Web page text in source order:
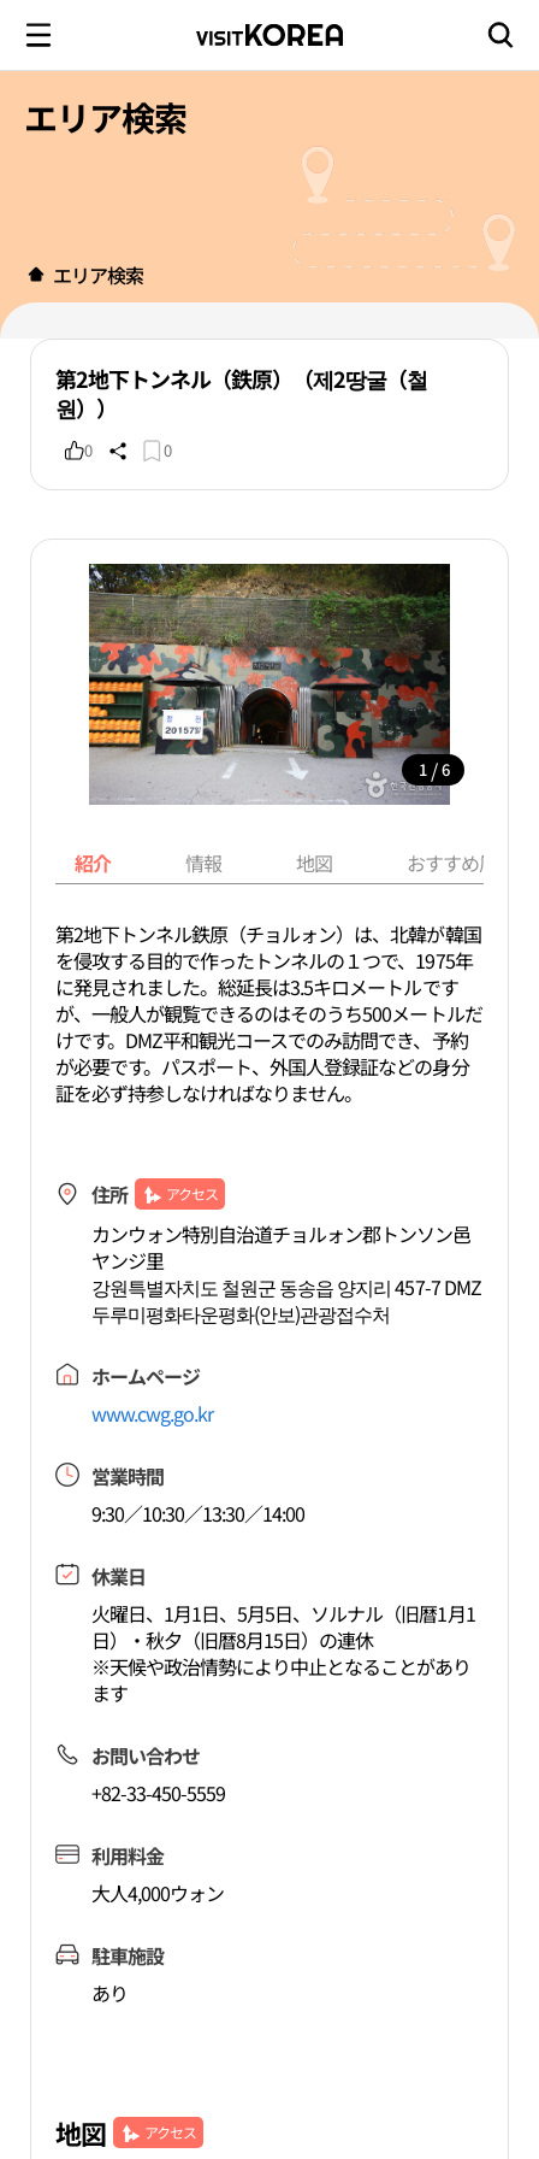
エリア検索
エリア検索
第2地下トンネル（鉄原）（제2땅굴（철
원））
0 0
1 / 6
紹介 情報 地図 おすすめ周辺
第2地下トンネル鉄原（チョルォン）は、北韓が韓国
を侵攻する目的で作ったトンネルの１つで、1975年
に発見されました。総延長は3.5キロメートルです
が、一般人が観覧できるのはそのうち500メートルだ
けです。DMZ平和観光コースでのみ訪問でき、予約
が必要です。パスポート、外国人登録証などの身分
証を必ず持参しなければなりません。
住所 アクセス
カンウォン特別自治道チョルォン郡トンソン邑
ヤンジ里
강원특별자치도 철원군 동송읍 양지리 457-7 DMZ
두루미평화타운평화(안보)관광접수처
ホームページ
www.cwg.go.kr
営業時間
9:30／10:30／13:30／14:00
休業日
火曜日、1月1日、5月5日、ソルナル（旧暦1月1
日）・秋夕（旧暦8月15日）の連休
※天候や政治情勢により中止となることがあり
ます
お問い合わせ
+82-33-450-5559
利用料金
大人4,000ウォン
駐車施設
あり
地図 アクセス